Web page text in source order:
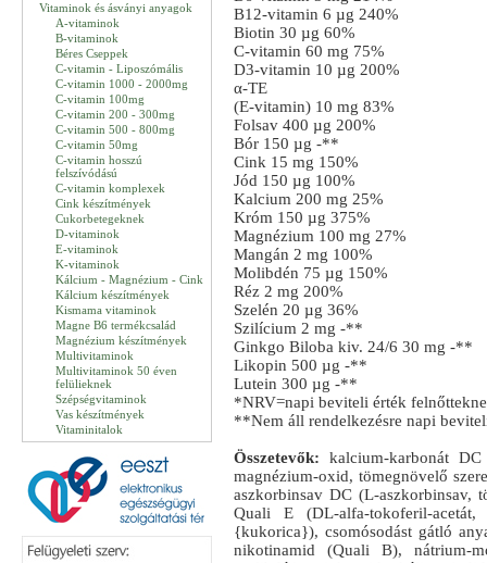
Vitaminok és ásványi anyagok
A-vitaminok
B-vitaminok
Béres Cseppek
C-vitamin - Liposzómális
C-vitamin 1000 - 2000mg
C-vitamin 100mg
C-vitamin 200 - 300mg
C-vitamin 500 - 800mg
C-vitamin 50mg
C-vitamin hosszú
felszívódású
C-vitamin komplexek
Cink készítmények
Cukorbetegeknek
D-vitaminok
E-vitaminok
K-vitaminok
Kálcium - Magnézium - Cink
Kálcium készítmények
Kismama vitaminok
Magne B6 termékcsalád
Magnézium készítmények
Multivitaminok
Multivitaminok 50 éven
felülieknek
Szépségvitaminok
Vas készítmények
Vitaminitalok
B12-vitamin 6 µg 240%
Biotin 30 µg 60%
C-vitamin 60 mg 75%
D3-vitamin 10 µg 200%
α-TE
(E-vitamin) 10 mg 83%
Folsav 400 µg 200%
Bór 150 µg -**
Cink 15 mg 150%
Jód 150 µg 100%
Kalcium 200 mg 25%
Króm 150 µg 375%
Magnézium 100 mg 27%
Mangán 2 mg 100%
Molibdén 75 µg 150%
Réz 2 mg 200%
Szelén 20 µg 36%
Szilícium 2 mg -**
Ginkgo Biloba kiv. 24/6 30 mg -**
Likopin 500 µg -**
Lutein 300 µg -**
*NRV=napi beviteli érték
**Nem áll rendelkezésre napi
Összetevők: kalcium-karbonát
magnézium-oxid, tömegnövelő
aszkorbinsav DC (L-aszkorbinsav,
Quali E (DL-alfa-tokoferil-acetát,
{kukorica}), csomósodást gátló
nikotinamid (Quali B), nátrium-